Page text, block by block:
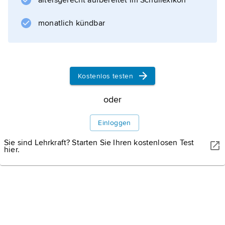
besonders
Informationen zum Artikel
monatlich kündbar
Kostenlos testen
oder
Einloggen
Sie sind Lehrkraft? Starten Sie Ihren kostenlosen Test
hier.